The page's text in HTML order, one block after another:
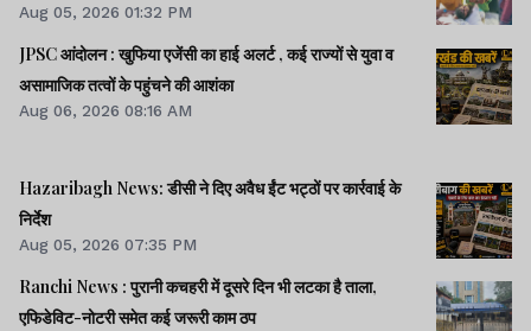
Aug 05, 2026 01:32 PM
JPSC आंदोलन : खुफिया एजेंसी का हाई अलर्ट , कई राज्यों से युवा व
असामाजिक तत्वों के पहुंचने की आशंका
Aug 06, 2026 08:16 AM
Hazaribagh News: डीसी ने दिए अवैध ईंट भट्ठों पर कार्रवाई के
निर्देश
Aug 05, 2026 07:35 PM
Ranchi News : पुरानी कचहरी में दूसरे दिन भी लटका है ताला,
एफिडेविट-नोटरी समेत कई जरूरी काम ठप